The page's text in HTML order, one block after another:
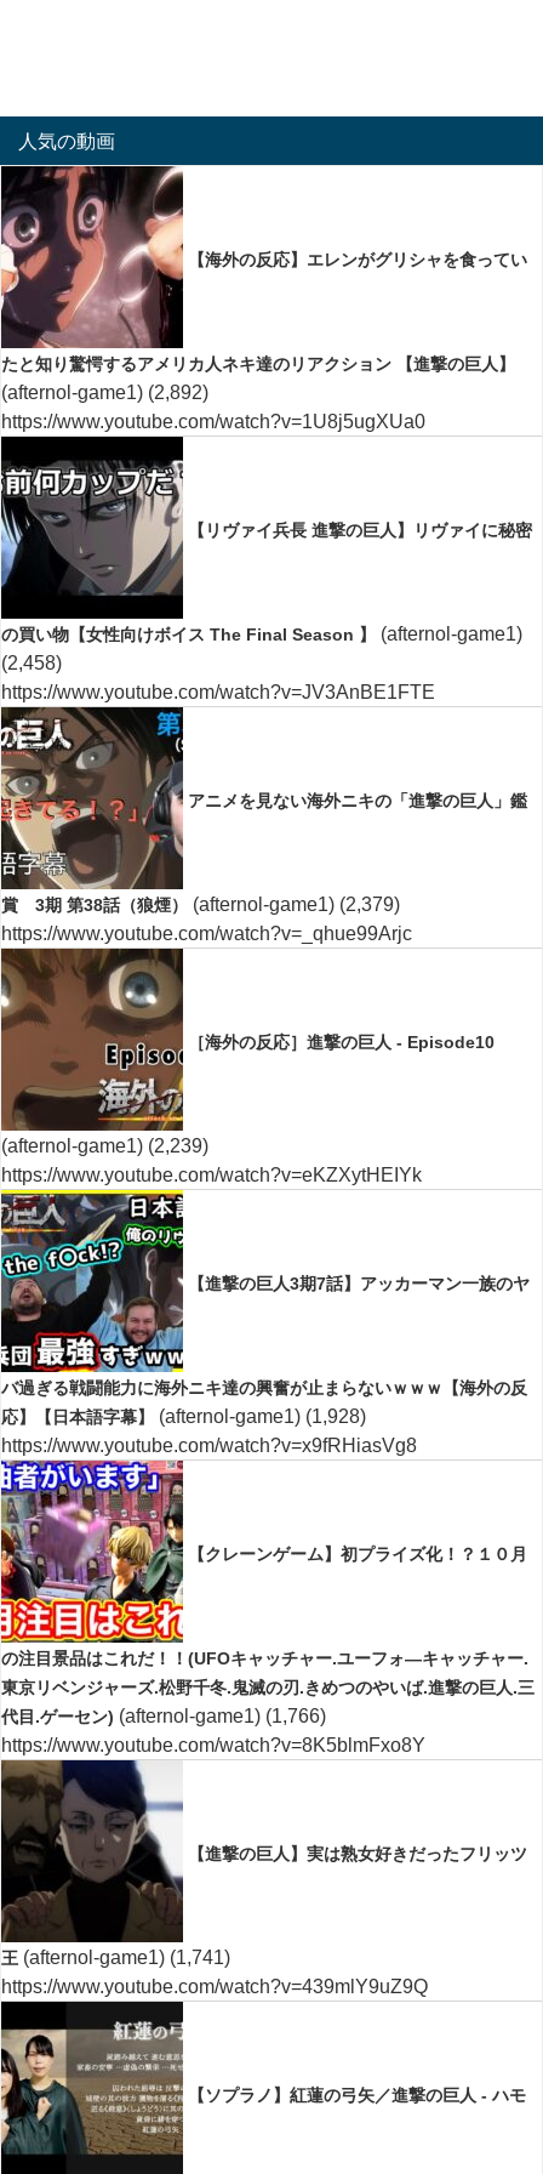
人気の動画
【海外の反応】エレンがグリシャを食ってい
たと知り驚愕するアメリカ人ネキ達のリアクション 【進撃の巨人】
(afternol-game1) (2,892)
https://www.youtube.com/watch?v=1U8j5ugXUa0
【リヴァイ兵長 進撃の巨人】リヴァイに秘密
の買い物【女性向けボイス The Final Season 】
(afternol-game1)
(2,458)
https://www.youtube.com/watch?v=JV3AnBE1FTE
アニメを見ない海外ニキの「進撃の巨人」鑑
賞 3期 第38話（狼煙） (afternol-game1) (2,379)
https://www.youtube.com/watch?v=_qhue99Arjc
［海外の反応］進撃の巨人 - Episode10
(afternol-game1) (2,239)
https://www.youtube.com/watch?v=eKZXytHEIYk
【進撃の巨人3期7話】アッカーマン一族のヤ
バ過ぎる戦闘能力に海外ニキ達の興奮が止まらないｗｗｗ【海外の反
応】【日本語字幕】
(afternol-game1) (1,928)
https://www.youtube.com/watch?v=x9fRHiasVg8
【クレーンゲーム】初プライズ化！？１０月
の注目景品はこれだ！！(UFOキャッチャー.ユーフォ―キャッチャー.
東京リベンジャーズ.松野千冬.鬼滅の刃.きめつのやいば.進撃の巨人.三
代目.ゲーセン) (afternol-game1) (1,766)
https://www.youtube.com/watch?v=8K5blmFxo8Y
【進撃の巨人】実は熟女好きだったフリッツ
王 (afternol-game1) (1,741)
https://www.youtube.com/watch?v=439mlY9uZ9Q
【ソプラノ】紅蓮の弓矢／進撃の巨人 - ハモ